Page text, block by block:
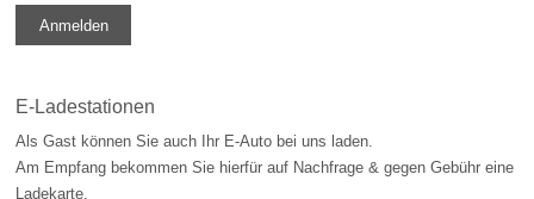
Anmelden
E-Ladestationen
Als Gast können Sie auch Ihr E-Auto bei uns laden.
Am Empfang bekommen Sie hierfür auf Nachfrage & gegen Gebühr eine
Ladekarte.